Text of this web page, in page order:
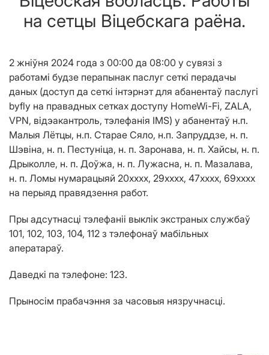
на сетцы Віцебскага раёна.
2 жніўня 2024 года з 00:00 да 08:00 у сувязі з
работамі будзе перапынак паслуг сеткі перадачы
даных (доступ да сеткі інтэрнэт для абанентаў паслугі
byfly на правадных сетках доступу HomeWi-Fi, ZALA,
VPN, відэакантроль, тэлефанія IMS) у абанентаў н.п.
Малыя Лётцы, н.п. Старае Сяло, н.п. Запруддзе, н. п.
Шэвіна, н. п. Пестуніца, н. п. Заронава, н. п. Хайсы, н. п.
Дрыколле, н. п. Доўжа, н. п. Лужасна, н. п. Мазалава,
н. п. Ломы нумарацыяй 20хххх, 29хххх, 47хххх, 69xxxx
на перыяд правядзення работ.
Пры адсутнасці тэлефаніі выклік экстраных службаў
101, 102, 103, 104, 112 з тэлефонаў мабільных
аператараў.
Даведкі па тэлефоне: 123.
Прыносім прабачэння за часовыя нязручнасці.